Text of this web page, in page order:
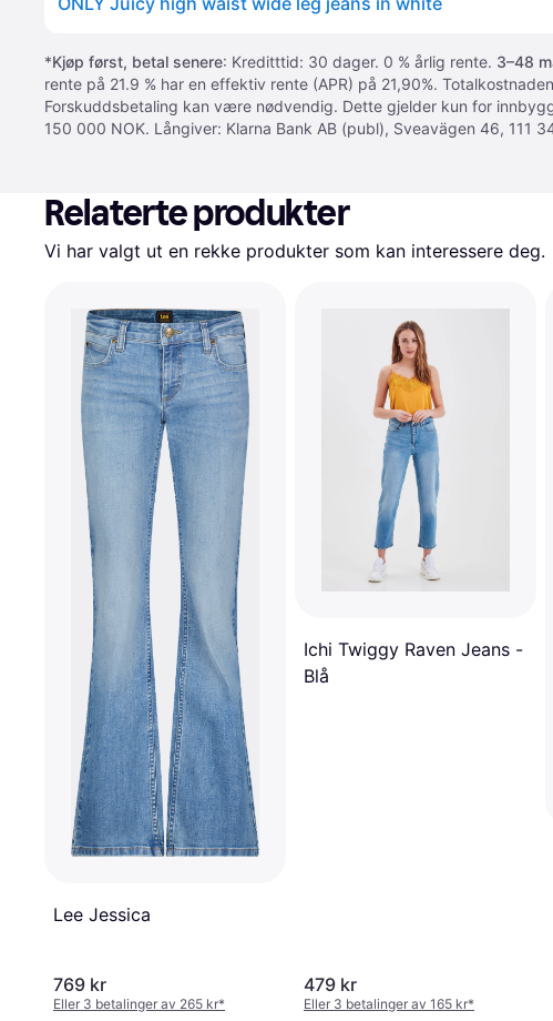
*Kjøp først, betal senere: Kreditttid: 30 dager. 0 % årlig rente. 3–48
rente på 21.9 % har en effektiv rente (APR) på 21,90%.
Forskuddsbetaling kan være nødvendig. Dette gjelder kun for
150 000 NOK. Långiver: Klarna Bank AB (publ), Sveavägen 46, 111
Relaterte produkter
Vi har valgt ut en rekke produkter som kan interessere deg.
Lee Jessica
769 kr
Eller 3 betalinger av 265 kr*
Ichi Twiggy Raven Jeans -
Blå
479 kr
Eller 3 betalinger av 165 kr*